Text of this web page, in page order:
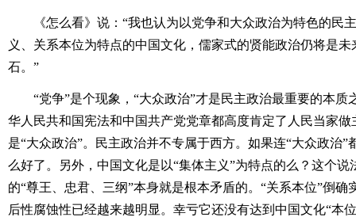
《怎么看》说：“我也认为以党争和大众政治为特色的民
义、关系本位为特点的中国文化，儒家式的贤能政治仍将是
石。”
“党争”是个现象，“大众政治”才是民主政治最重要的本
华人民共和国宪法和中国共产党党章都高度肯定了人民当家
是“大众政治”。民主政治并不专属于西方。如果连“大众政治
么好了。另外，中国文化是以“集体主义”为特点的么？这个说
的“尊王、忠君、三纲”本身就是根本矛盾的。“关系本位”倒
后性腐蚀性已经越来越明显。幸亏它还没有达到中国文化“本